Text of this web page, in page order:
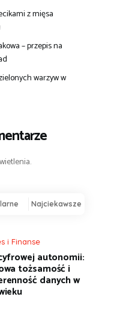
z mięsa
– przepis na
warzyw w
Najciekawsze
i Finanse
autonomii:
tożsamość i
danych w